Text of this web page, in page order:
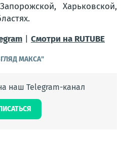
Харьковской,
Смотри на RUTUBE
МАКСА"
наш Telegram-канал